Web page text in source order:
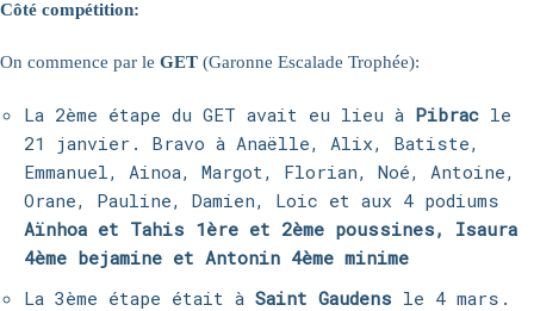
Côté compétition:
On commence par le GET (Garonne Escalade Trophée):
La 2ème étape du GET avait eu lieu à Pibrac le
21 janvier. Bravo à Anaëlle, Alix, Batiste,
Emmanuel, Ainoa, Margot, Florian, Noé, Antoine,
Orane, Pauline, Damien, Loic et aux 4 podiums
Aïnhoa et Tahis 1ère et 2ème poussines, Isaura
4ème bejamine et Antonin 4ème minime
La 3ème étape était à Saint Gaudens le 4 mars.